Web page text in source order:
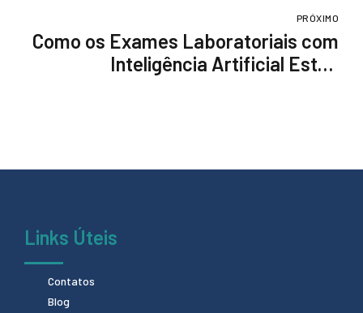
PRÓXIMO
Como os Exames Laboratoriais com
Inteligência Artificial Estão
Links Úteis
Contatos
Blog